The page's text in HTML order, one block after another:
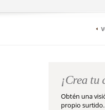
¡Crea tu
Obtén una
propio surtido.